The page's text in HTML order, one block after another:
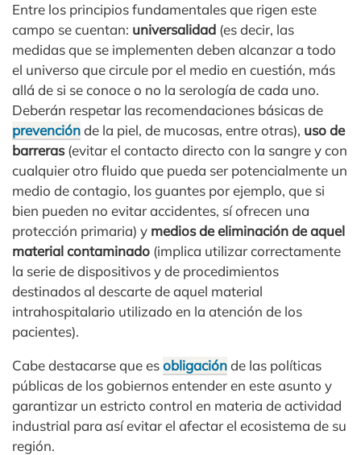
Entre los principios fundamentales que rigen este
campo se cuentan: universalidad (es decir, las
medidas que se implementen deben alcanzar a todo
el universo que circule por el medio en cuestión, más
allá de si se conoce o no la serología de cada uno.
Deberán respetar las recomendaciones básicas de
prevenciónde la piel, de mucosas, entre otras), uso de
barreras(evitar el contacto directo con la sangre y con
cualquier otro fluido que pueda ser potencialmente un
medio de contagio, los guantes por ejemplo, que si
bien pueden no evitar accidentes, sí ofrecen una
protección primaria) y medios de eliminación de aquel
material contaminado (implica utilizar correctamente
la serie de dispositivos y de procedimientos
destinados al descarte de aquel material
intrahospitalario utilizado en la atención de los
pacientes).
Cabe destacarse que esobligaciónde las políticas
públicas de los gobiernos entender en este asunto y
garantizar un estricto control en materia de actividad
industrial para así evitar el afectar el ecosistema de su
región.